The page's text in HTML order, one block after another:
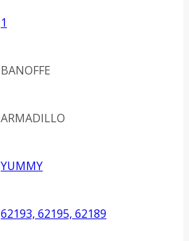
1
BANOFFE
ARMADILLO
YUMMY
62193, 62195, 62189